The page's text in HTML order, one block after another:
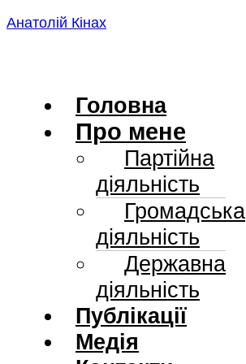
Skip
Анатолій Кінах
Головна
Про мене
Партійна
діяльність
Громадська
діяльність
Державна
діяльність
Публікації
Медія